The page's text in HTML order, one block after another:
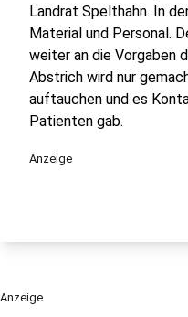
Landrat Spelthahn. In
Material und Personal.
weiter an die Vorgaben
Abstrich wird nur
auftauchen und es
Patienten gab.
Anzeige
Anzeige